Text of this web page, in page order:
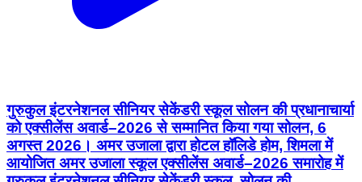
गुरुकुल इंटरनेशनल सीनियर सेकेंडरी स्कूल सोलन की प्रधानाचार्या
को एक्सीलेंस अवार्ड–2026 से सम्मानित किया गया सोलन, 6
अगस्त 2026। अमर उजाला द्वारा होटल हॉलिडे होम, शिमला में
आयोजित अमर उजाला स्कूल एक्सीलेंस अवार्ड–2026 समारोह में